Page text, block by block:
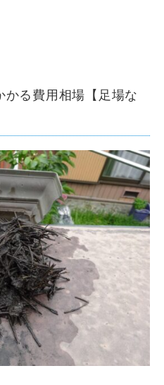
る費用相場【足場な